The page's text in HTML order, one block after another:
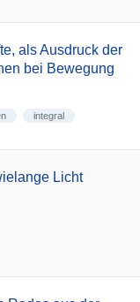
als Ausdruck der
bei Bewegung
integral
Licht